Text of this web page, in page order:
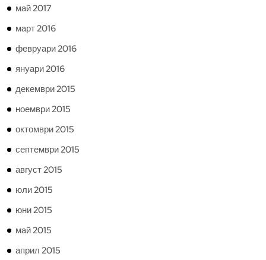
май 2017
март 2016
февруари 2016
януари 2016
декември 2015
ноември 2015
октомври 2015
септември 2015
август 2015
юли 2015
юни 2015
май 2015
април 2015